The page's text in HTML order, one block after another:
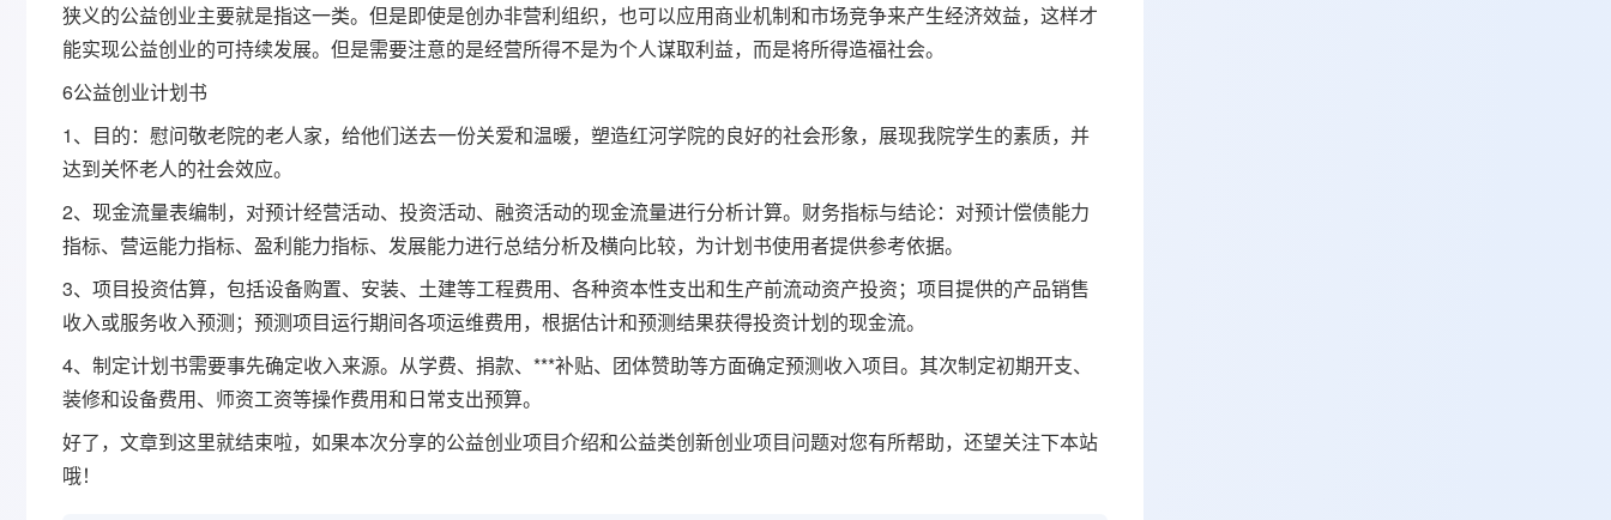
狭义的公益创业主要就是指这一类。但是即使是创办非营利组织，也可以应用商业机制和市场竞争来产生经济效益，这样才
能实现公益创业的可持续发展。但是需要注意的是经营所得不是为个人谋取利益，而是将所得造福社会。
6公益创业计划书
1、目的：慰问敬老院的老人家，给他们送去一份关爱和温暖，塑造红河学院的良好的社会形象，展现我院学生的素质，并
达到关怀老人的社会效应。
2、现金流量表编制，对预计经营活动、投资活动、融资活动的现金流量进行分析计算。财务指标与结论：对预计偿债能力
指标、营运能力指标、盈利能力指标、发展能力进行总结分析及横向比较，为计划书使用者提供参考依据。
3、项目投资估算，包括设备购置、安装、土建等工程费用、各种资本性支出和生产前流动资产投资；项目提供的产品销售
收入或服务收入预测；预测项目运行期间各项运维费用，根据估计和预测结果获得投资计划的现金流。
4、制定计划书需要事先确定收入来源。从学费、捐款、***补贴、团体赞助等方面确定预测收入项目。其次制定初期开支、
装修和设备费用、师资工资等操作费用和日常支出预算。
好了，文章到这里就结束啦，如果本次分享的公益创业项目介绍和公益类创新创业项目问题对您有所帮助，还望关注下本站
哦！